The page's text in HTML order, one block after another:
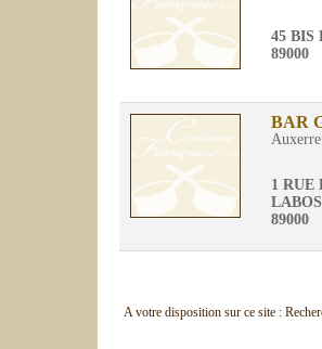
45 BIS
89000
BAR
Auxerre
1 RUE
89000
A votre disposition sur ce site :